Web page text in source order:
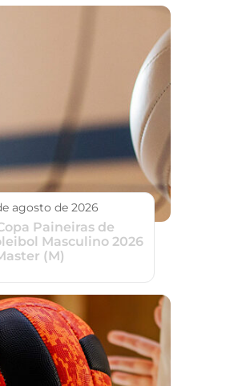
agosto de 2026
Paineiras de
Masculino 2026
(M)